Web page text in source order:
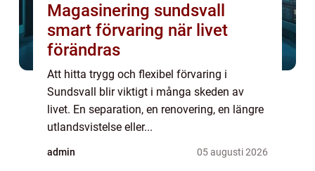
Magasinering sundsvall
smart förvaring när livet
förändras
Att hitta trygg och flexibel förvaring i
Sundsvall blir viktigt i många skeden av
livet. En separation, en renovering, en längre
utlandsvistelse eller...
admin 05 augusti 2026